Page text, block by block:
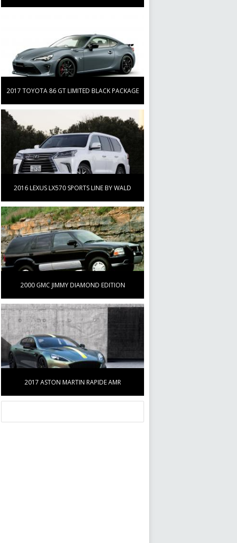
2017 TOYOTA 86 GT LIMITED BLACK PACKAGE
2016 LEXUS LX570 SPORTS LINE BY WALD
2000 GMC JIMMY DIAMOND EDITION
2017 ASTON MARTIN RAPIDE AMR